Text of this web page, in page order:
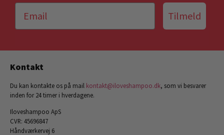
Tilmeld
Kontakt
Du kan kontakte os på mail kontakt@iloveshampoo.dk, som vi besvarer
inden for 24 timer i hverdagene.
Iloveshampoo ApS
CVR: 45696847
Håndværkervej 6